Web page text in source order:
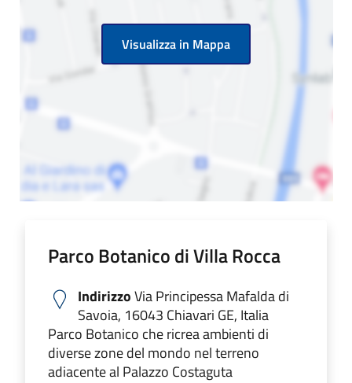
Visualizza in Mappa
Parco Botanico di Villa Rocca
IndirizzoVia Principessa Mafalda di
Savoia, 16043 Chiavari GE, Italia
Parco Botanico che ricrea ambienti di
diverse zone del mondo nel terreno
adiacente al Palazzo Costaguta